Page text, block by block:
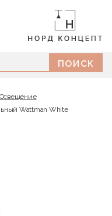
Освещение
Wattman White